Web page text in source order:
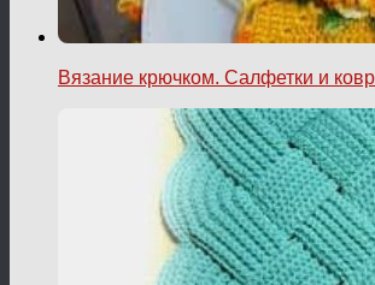
Вязание крючком. Салфетки и